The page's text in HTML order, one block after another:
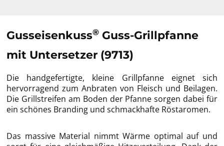
Gusseisenkuss® Guss-Grillpfanne
mit Untersetzer (9713)
Die handgefertigte, kleine Grillpfanne eignet sich
hervorragend zum Anbraten von Fleisch und Beilagen.
Die Grillstreifen am Boden der Pfanne sorgen dabei für
ein schönes Branding und schmackhafte Röstaromen.
Das massive Material nimmt Wärme optimal auf und